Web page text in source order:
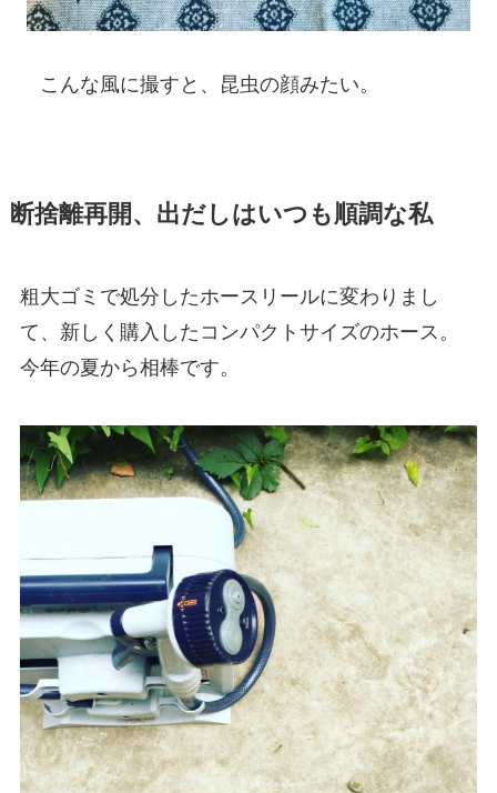
こんな風に撮すと、昆虫の顔みたい。
断捨離再開、出だしはいつも順調な私
粗大ゴミで処分したホースリールに変わりまし
て、新しく購入したコンパクトサイズのホース。
今年の夏から相棒です。